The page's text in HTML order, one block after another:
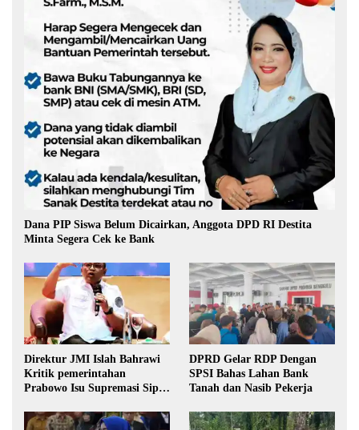
Dana PIP Siswa Belum Dicairkan, Anggota DPD RI Destita
Minta Segera Cek ke Bank
Direktur JMI Islah Bahrawi
Kritik pemerintahan
Prabowo Isu Supremasi Sipil,
Pilkada oleh DPRD
DPRD Gelar RDP Dengan
SPSI Bahas Lahan Bank
Tanah dan Nasib Pekerja